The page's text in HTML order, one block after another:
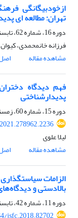
ازخودبیگانگی
تهران: مطالعه ای
دوره 16، شماره 62، تابستان 1402، صفحه
فرزانه خانمحمدی،
مشاهده مقاله
فهم دیدگاه
پدیدارشناختی
دوره 15، شماره 60، زمستان 1401، صفحه
لیلا علوی
مشاهده مقاله
الزامات
بالادستی و
دوره 11، شماره 42، تابستان 1397، صفحه